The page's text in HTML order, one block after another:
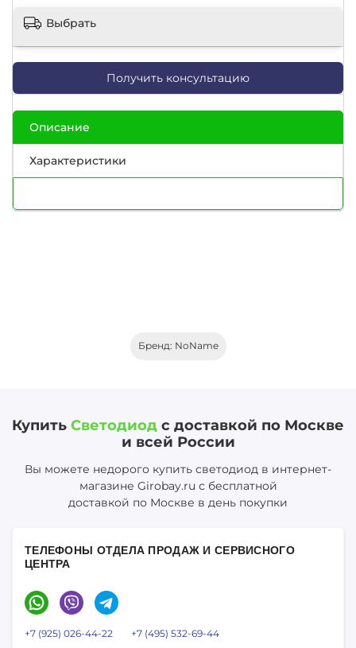
Выбрать
Получить консультацию
Описание
Характеристики
Бренд: NoName
Купить Светодиод с доставкой по Москве
и всей России
Вы можете недорого купить светодиод в интернет-
магазине Girobay.ru с бесплатной
доставкой по Москве в день покупки
ТЕЛЕФОНЫ ОТДЕЛА ПРОДАЖ И СЕРВИСНОГО
ЦЕНТРА
+7 (925) 026-44-22
+7 (495) 532-69-44